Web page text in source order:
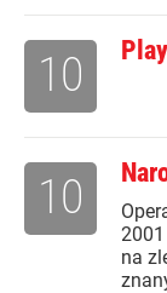
10
na
10